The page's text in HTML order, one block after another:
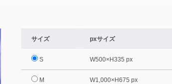
サイズ pxサイズ
S W500×H335 px
M W1,000×H675 px